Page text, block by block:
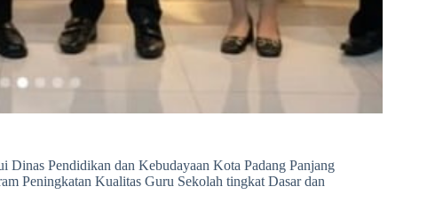
Dinas Pendidikan dan Kebudayaan Kota Padang Panjang
Peningkatan Kualitas Guru Sekolah tingkat Dasar dan